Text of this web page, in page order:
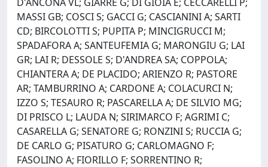
MASSI GB; COSCI S; GACCI G; CASCIANINI A; SARTI
CD; BIRCOLOTTI S; PUPITA P; MINCIGRUCCI M;
SPADAFORA A; SANTEUFEMIA G; MARONGIU G; LAI
GR; LAI R; DESSOLE S; D'ANDREA SA; COPPOLA;
CHIANTERA A; DE PLACIDO; ARIENZO R; PASTORE
AR; TAMBURRINO A; CARDONE A; COLACURCI N;
IZZO S; TESAURO R; PASCARELLA A; DE SILVIO MG;
DI PRISCO L; LAUDA N; SIRIMARCO F; AGRIMI C;
CASARELLA G; SENATORE G; RONZINI S; RUCCIA G;
DE CARLO G; PISATURO G; CARLOMAGNO F;
FASOLINO A; FIORILLO F; SORRENTINO R;